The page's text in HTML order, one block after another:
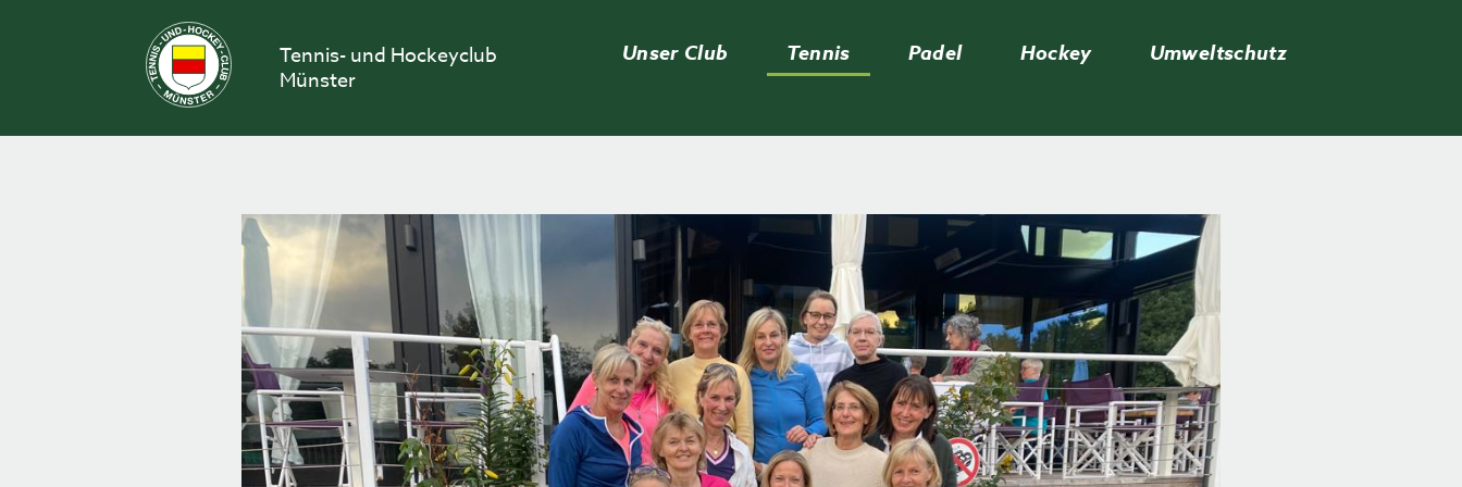
Tennis- und Hockeyclub
Münster
Unser Club Tennis Padel Hockey Umweltschutz